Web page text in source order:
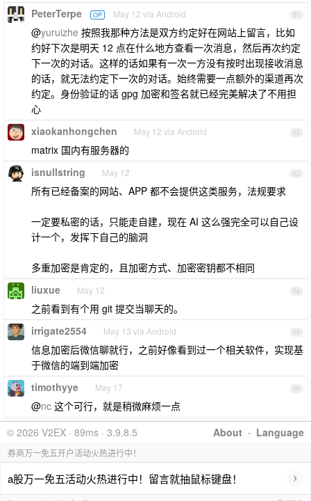
51
PeterTerpe OP May 12 via Android
@yuruizhe 按照我那种方法是双方约定好在网站上留言，比如
约好下次是明天 12 点在什么地方查看一次消息，然后再次约定
下一次的对话。这样的话如果有一次一方没有按时出现接收消息
的话，就无法约定下一次的对话。始终需要一点额外的渠道再次
约定。身份验证的话 gpg 加密和签名就已经完美解决了不用担
心
52
xiaokanhongchen May 12 via Android
matrix 国内有服务器的
53
isnullstring May 12
所有已经备案的网站、APP 都不会提供这类服务，法规要求
一定要私密的话，只能走自建，现在 AI 这么强完全可以自己设
计一个，发挥下自己的脑洞
多重加密是肯定的，且加密方式、加密密钥都不相同
54
liuxue May 12
之前看到有个用 git 提交当聊天的。
55
irrigate2554 May 13 via Android
信息加密后微信聊就行，之前好像看到过一个相关软件，实现基
于微信的端到端加密
56
timothyye May 17
@nc 这个可行，就是稍微麻烦一点
About · Language
© 2026 V2EX · 89ms · 3.9.8.5
券商万一免五开户活动火热进行中！
a股万一免五活动火热进行中！留言就抽鼠标键盘！ ›